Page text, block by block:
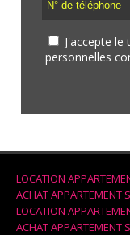
J'accepte
personnelles
LOCATION
ACHAT APPARTEMENT
LOCATION
ACHAT APPARTEMENT